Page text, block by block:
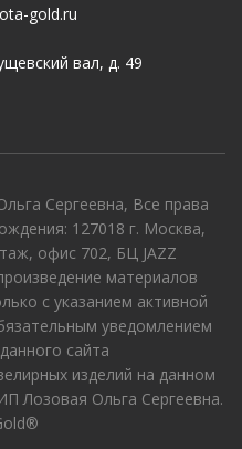
gold.ru
вал, д. 49
Сергеевна, Все права
127018 г. Москва,
офис 702, БЦ JAZZ
материалов
с указанием активной
уведомлением
сайта
изделий на данном
Лозовая Ольга Сергеевна.